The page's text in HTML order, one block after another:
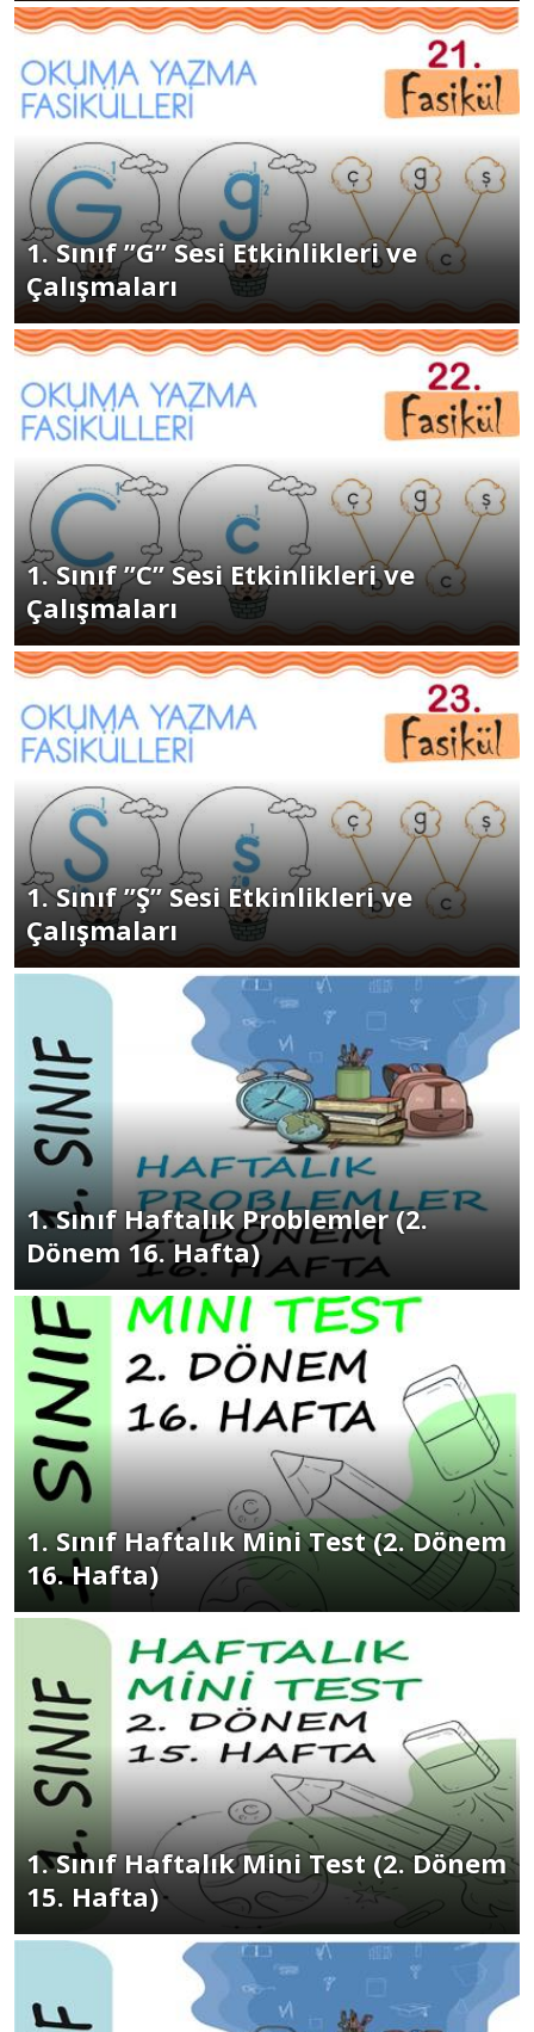
1. Sınıf ”G” Sesi Etkinlikleri ve
Çalışmaları
1. Sınıf ”C” Sesi Etkinlikleri ve
Çalışmaları
1. Sınıf ”Ş” Sesi Etkinlikleri ve
Çalışmaları
1. Sınıf Haftalık Problemler (2.
Dönem 16. Hafta)
1. Sınıf Haftalık Mini Test (2. Dönem
16. Hafta)
1. Sınıf Haftalık Mini Test (2. Dönem
15. Hafta)